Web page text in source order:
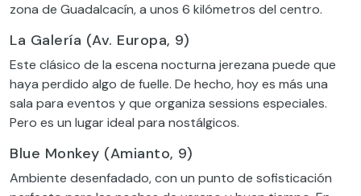
zona de Guadalcacín, a unos 6 kilómetros del centro.
La Galería (Av. Europa, 9)
Este clásico de la escena nocturna jerezana puede que
haya perdido algo de fuelle. De hecho, hoy es más una
sala para eventos y que organiza sessions especiales.
Pero es un lugar ideal para nostálgicos.
Blue Monkey (Amianto, 9)
Ambiente desenfadado, con un punto de sofisticación